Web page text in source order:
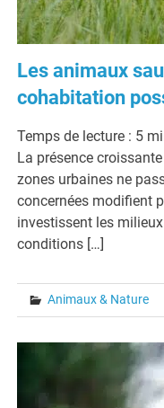
Les animaux
cohabitation
Temps de lecture : 5
La présence
zones urbaines ne
concernées modifient
investissent les
conditions […]
Animaux & Nature